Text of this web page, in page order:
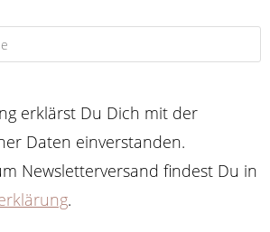
erklärst Du Dich mit der
Daten einverstanden.
Newsletterversand findest Du in
.